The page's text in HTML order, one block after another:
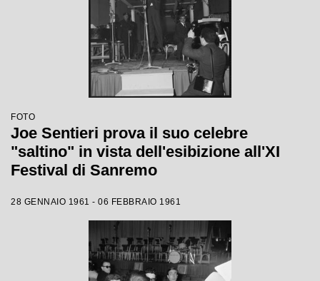
FOTO
Joe Sentieri prova il suo celebre
"saltino" in vista dell'esibizione all'XI
Festival di Sanremo
28 GENNAIO 1961 - 06 FEBBRAIO 1961